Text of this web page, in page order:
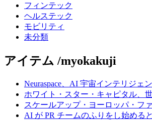
フィンテック
ヘルステック
モビリティ
未分類
アイテム /myokakuji
Neuraspace、AI 宇宙インテリジェ
ホワイト・スター・キャピタル、
スケールアップ・ヨーロッパ・フ
AI が PR チームのふりをし始める